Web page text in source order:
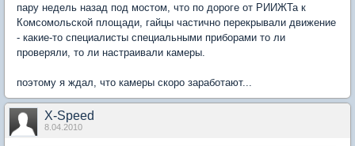
пару недель назад под мостом, что по дороге от РИИЖТа к
Комсомольской площади, гайцы частично перекрывали движение
- какие-то специалисты специальными приборами то ли
проверяли, то ли настраивали камеры.
поэтому я ждал, что камеры скоро заработают...
X-Speed
8.04.2010